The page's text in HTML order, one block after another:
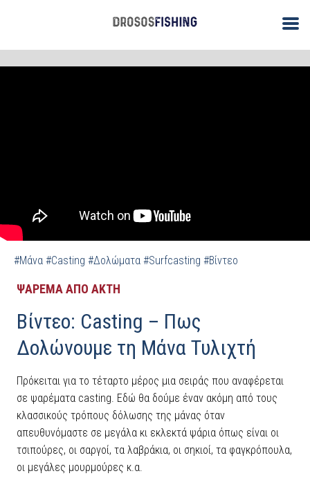
Ψάρεμα από Ακτή/Βίντεο: Casting - Πως Δολώνουμε τη
#Μάνα #Casting #Δολώματα #Surfcasting #Βίντεο
ΨΑΡΕΜΑ ΑΠΟ ΑΚΤΗ
Βίντεο: Casting – Πως
Δολώνουμε τη Μάνα Τυλιχτή
Πρόκειται για το τέταρτο μέρος μια σειράς που αναφέρεται
σε ψαρέματα casting. Εδώ θα δούμε έναν ακόμη από τους
κλασσικούς τρόπους δόλωσης της μάνας όταν
απευθυνόμαστε σε μεγάλα κι εκλεκτά ψάρια όπως είναι οι
τσιπούρες, οι σαργοί, τα λαβράκια, οι σηκιοί, τα φαγκρόπουλα,
οι μεγάλες μουρμούρες κ.α.